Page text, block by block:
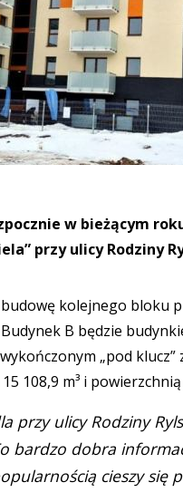
w bieżącym
przy ulicy Rodziny
kolejnego bloku
B będzie
„pod
108,9 m³ i
przy ulicy Rodziny
bardzo dobra
cieszy się